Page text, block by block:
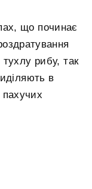
що починає
рибу, так
в